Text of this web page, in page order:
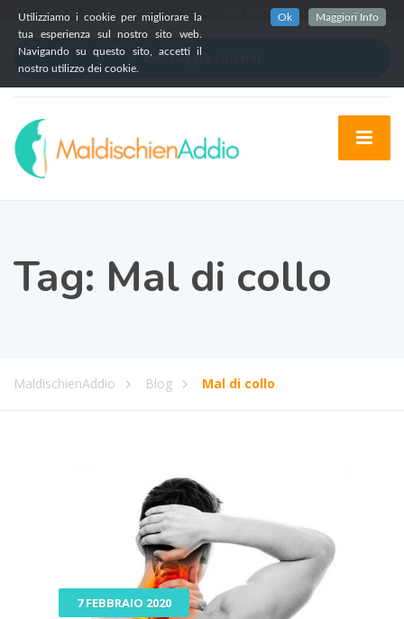
Migliora la tua Postura, Migliora il tuo Benessere.
Messaggia con noi
Tag: Mal di collo
MaldischienAddio Blog Mal di collo
7 FEBBRAIO 2020
Utilizziamo i cookie per migliorare la
tua esperienza sul nostro sito web.
Navigando su questo sito, accetti il
nostro utilizzo dei cookie.
Ok Maggiori Info